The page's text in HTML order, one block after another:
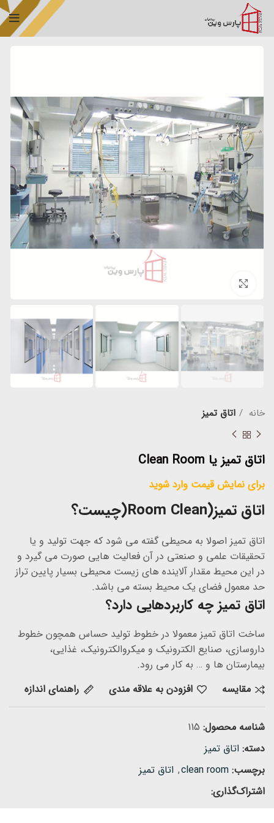
برای بزرگنمایی کلیک کنید
خانه اتاق تمیز
اتاق تمیز یا Clean Room
برای نمایش قیمت وارد شوید
اتاق تمیز(Room Clean(چیست؟
اتاق تمیز اصولا به محیطى گفته مى شود که جهت تولید و یا
تحقیقات علمى و صنعتى در آن فعالیت هایى صورت مى گیرد و
در این محیط مقدار آلاینده هاى زیست محیطى بسیار پایین تراز
حد معمول فضاى یک محیط بسته مى باشد.
اتاق تمیز چه کاربردهایى دارد؟
ساخت اتاق تمیز معمولا در خطوط تولید حساس همچون خطوط
داروسازى، صنایع الکترونیک و میکروالکترونیک، غذایى،
بیمارستان ها و … به کار مى رود.
مقايسه
افزودن به علاقه مندی راهنمای اندازه
شناسه محصول: 115
دسته: اتاق تمیز
برچسب: clean room
, اتاق تمیز
اشتراک‌گذاری: